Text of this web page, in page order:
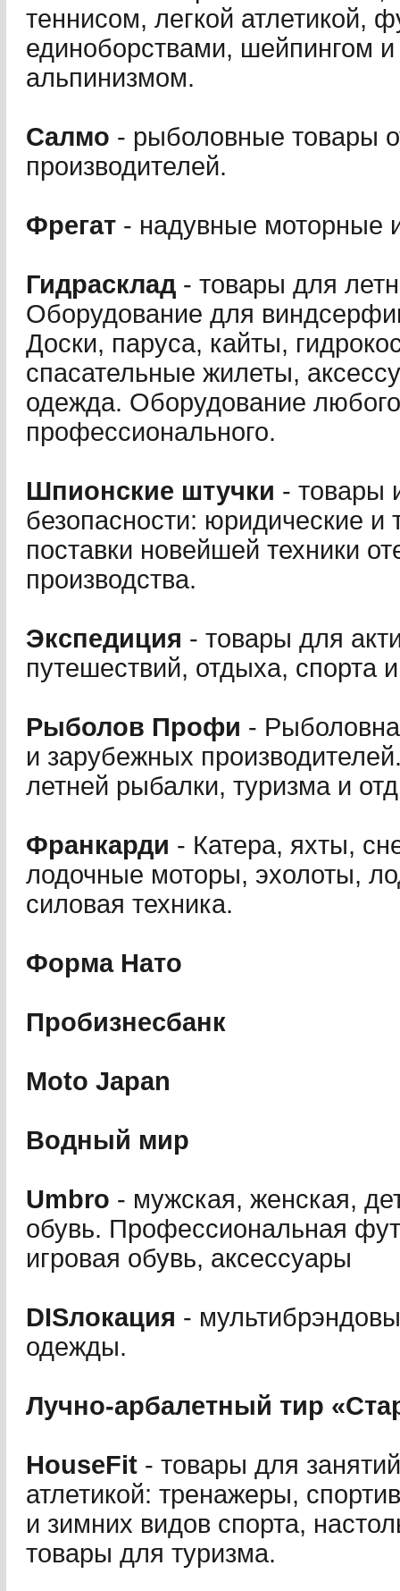
теннисом, легкой атлетикой,
единоборствами, шейпингом
альпинизмом.
Салмо - рыболовные товары
производителей.
Фрегат - надувные моторные
Гидрасклад - товары для
Оборудование для
Доски, паруса, кайты,
спасательные жилеты,
одежда. Оборудование
профессионального.
Шпионские штучки - товары
безопасности: юридические и
поставки новейшей техники
производства.
Экспедиция - товары для
путешествий, отдыха, спорта
Рыболов Профи -
и зарубежных
летней рыбалки, туризма и
Франкарди - Катера, яхты,
лодочные моторы, эхолоты,
силовая техника.
Форма Нато
Пробизнесбанк
Moto Japan
Водный мир
Umbro - мужская, женская,
обувь. Профессиональная
игровая обувь, аксессуары
DISлокация -
одежды.
Лучно-арбалетный тир
HouseFit - товары для
атлетикой: тренажеры,
и зимних видов спорта,
товары для туризма.